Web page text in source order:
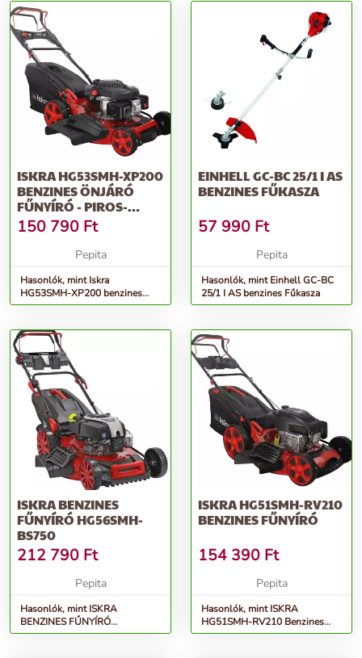
ISKRA HG53SMH-XP200
BENZINES ÖNJÁRÓ
FŰNYÍRÓ - PIROS-
FEKETE
150 790 Ft
Pepita
Hasonlók, mint Iskra
HG53SMH-XP200 benzines
önjáró Fűnyíró - piros-fekete
EINHELL GC-BC 25/1 I AS
BENZINES FŰKASZA
57 990 Ft
Pepita
Hasonlók, mint Einhell GC-BC
25/1 I AS benzines Fűkasza
ISKRA BENZINES
FŰNYÍRÓ HG56SMH-
BS750
212 790 Ft
Pepita
Hasonlók, mint ISKRA
BENZINES FŰNYÍRÓ
HG56SMH-BS750
ISKRA HG51SMH-RV210
BENZINES FŰNYÍRÓ
154 390 Ft
Pepita
Hasonlók, mint ISKRA
HG51SMH-RV210 Benzines
Fűnyíró